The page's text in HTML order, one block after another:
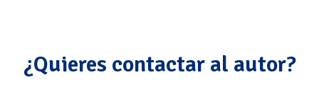
¿Quieres contactar al autor?